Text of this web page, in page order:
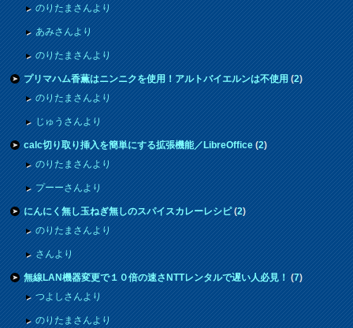
のりたまさんより
あみさんより
のりたまさんより
プリマハム香薫はニンニクを使用！アルトバイエルンは不使用(2)
のりたまさんより
じゅうさんより
calc切り取り挿入を簡単にする拡張機能／LibreOffice(2)
のりたまさんより
プーーさんより
にんにく無し玉ねぎ無しのスパイスカレーレシピ(2)
のりたまさんより
さんより
無線LAN機器変更で１０倍の速さNTTレンタルで遅い人必見！(7)
つよしさんより
のりたまさんより